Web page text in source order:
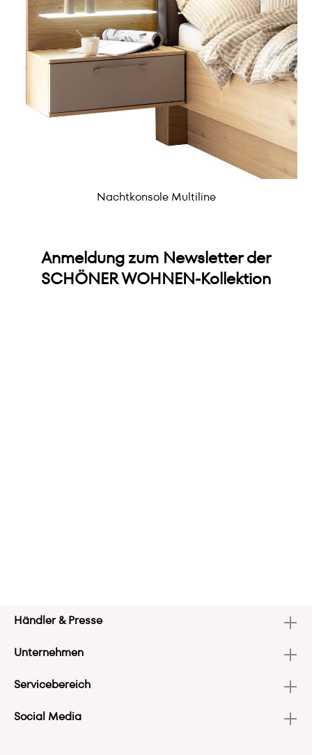
Nachtkonsole Multiline
Anmeldung zum Newsletter der
SCHÖNER WOHNEN-Kollektion
Händler & Presse
Unternehmen
Servicebereich
Social Media